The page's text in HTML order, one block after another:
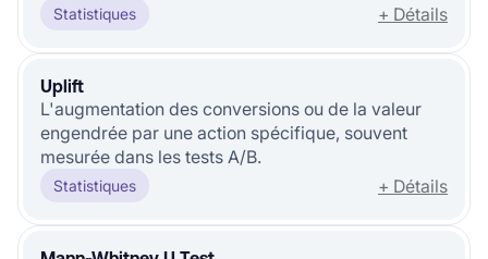
Statistiques + Détails
Uplift
L'augmentation des conversions ou de la valeur
engendrée par une action spécifique, souvent
mesurée dans les tests A/B.
Statistiques + Détails